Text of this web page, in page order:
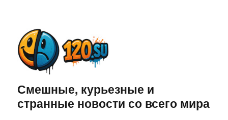
Смешные, курьезные и
странные новости со всего мира